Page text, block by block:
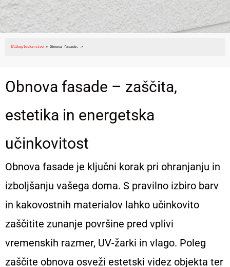
Slikopleskarstvo » Obnova fasade. >
Obnova fasade – zaščita,
estetika in energetska
učinkovitost
Obnova fasade je ključni korak pri ohranjanju in
izboljšanju vašega doma. S pravilno izbiro barv
in kakovostnih materialov lahko učinkovito
zaščitite zunanje površine pred vplivi
vremenskih razmer, UV-žarki in vlago. Poleg
zaščite obnova osveži estetski videz objekta ter